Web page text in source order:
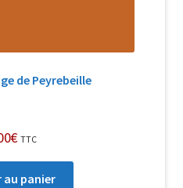
de Peyrebeille
€ TTC
panier